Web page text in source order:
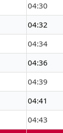
04:30
04:32
04:34
04:36
04:39
04:41
04:43